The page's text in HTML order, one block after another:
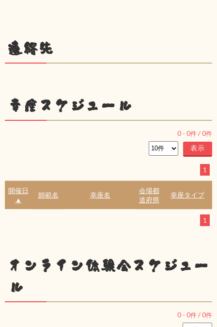
連絡先
幸座スケジュール
0 - 0件 /0件
1
開催日
▲
師範名 幸座名
会場都
道府県
幸座タイプ
1
オンライン体験会スケジュー
ル
0 - 0件 /0件